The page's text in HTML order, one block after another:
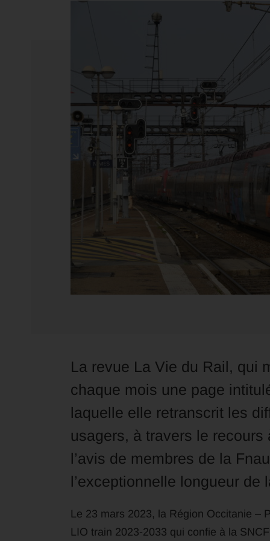
La revue La Vie du Rail, qui
chaque mois une page
laquelle elle retranscrit les
usagers, à travers le
l’avis de membres de la
l’exceptionnelle longueur
Le 23 mars 2023, la Région Occitanie –
LIO train 2023-2033 qui confie à la